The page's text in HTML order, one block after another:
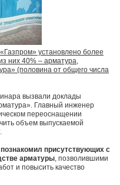
установлено более
них 40% – арматура,
(половина от общего числа
вызвали доклады
Главный инженер
переоснащении
объем выпускаемой
присутствующих с
арматуры, позволившими
и повысить качество